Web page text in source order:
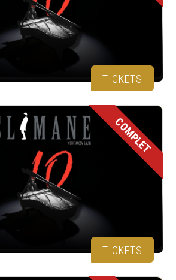
TICKETS
COMPLET
TICKETS